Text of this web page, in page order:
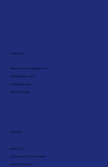
CONTACTS
Piazza di Porta Castiglione, 14
40136, Bologna (BO)
info@leanbet.eu
+39 376 210 8166
LEANBET
ABOUT US
VALUE FOR THE COMPANY
WHAT DO WE DO